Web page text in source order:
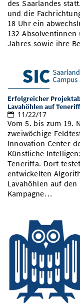
Vom Studium
Study
Bibliothek
Open Science/
Start-ups
IT-
Ranking
Zahlen &
Preise,
Kontakt
SIC Podcast
Anfahrt
Alumni
des Saarlandes
und die
18 Uhr ein
132
Jahres sowie ihre
Erfolgreicher
Lavahöhlen auf
11/22/17
Vom 5. bis zum 19.
zweiwöchige
Innovation Center
Künstliche
Teneriffa. Dort
entwickelten
Lavahöhlen auf den
Kampagne…